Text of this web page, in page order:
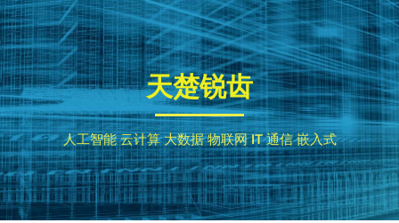
Skip
to
content
天楚锐齿
人工智能 云计算 大数据 物联网 IT 通信 嵌入式